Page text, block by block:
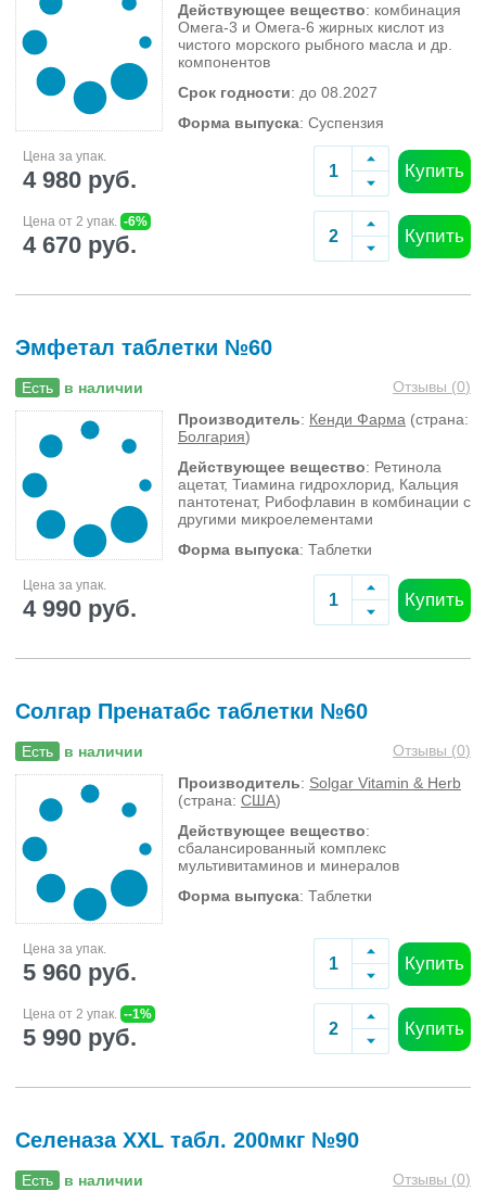
Действующее вещество: комбинация
Омега-3 и Омега-6 жирных кислот из
чистого морского рыбного масла и др.
компонентов
Срок годности: до 08.2027
Форма выпуска: Суспензия
Цена за упак.
4 980 руб. Купить
Цена от 2 упак. -6%
4 670 руб. Купить
Эмфетал таблетки №60
Есть в наличии Отзывы (0)
Производитель: Кенди Фарма (страна:
Болгария)
Действующее вещество: Ретинола
ацетат, Тиамина гидрохлорид, Кальция
пантотенат, Рибофлавин в комбинации с
другими микроелементами
Форма выпуска: Таблетки
Цена за упак.
4 990 руб. Купить
Солгар Пренатабс таблетки №60
Есть в наличии Отзывы (0)
Производитель: Solgar Vitamin & Herb
(страна: США)
Действующее вещество:
сбалансированный комплекс
мультивитаминов и минералов
Форма выпуска: Таблетки
Цена за упак.
5 960 руб. Купить
Цена от 2 упак. --1%
5 990 руб. Купить
Селеназа XXL табл. 200мкг №90
Есть в наличии Отзывы (0)